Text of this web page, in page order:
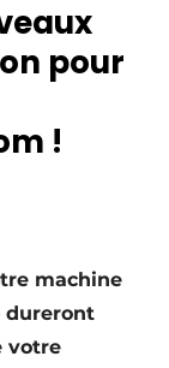
pour
!
machine
dureront
votre